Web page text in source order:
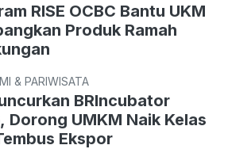
RISE OCBC Bantu UKM
Produk Ramah
& PARIWISATA
BRIncubator
Dorong UMKM Naik Kelas
Ekspor